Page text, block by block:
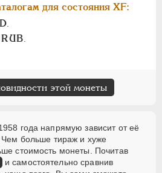
для состояния XF:
этой монеты
года напрямую зависит от её
Чем больше тираж и хуже
стоимость монеты. Почитав
и самостоятельно сравнив